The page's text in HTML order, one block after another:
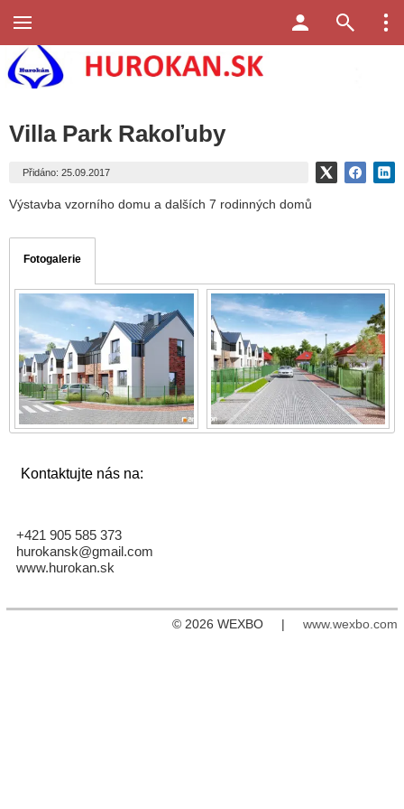
Kontaktujte nás na:
+421 905 585 373
hurokansk@gmail.com
www.hurokan.sk
Villa Park Rakoľuby
Přidáno: 25.09.2017
Výstavba vzorního domu a dalších 7 rodinných domů
Fotogalerie
© 2026 WEXBO | www.wexbo.com